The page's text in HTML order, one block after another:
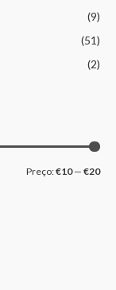
(9)
(51)
(2)
Preço:€10— €20